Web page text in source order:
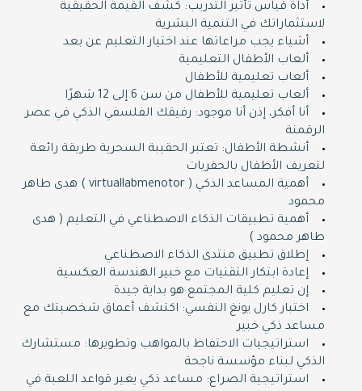
أداة قياس تأثير التدريب: كشف القيمة الحقيقية
لاستثماراتك في التنمية البشرية
أشياء يجب مراعاتها عند اختيار التعليم عن بعد
ألعاب الأطفال التعليمية
ألعاب تعليمية للأطفال
ألعاب تعليمية للأطفال من سن 6 إلى 12 شهرًا
أنا أفكر، إذن أنا موجود: رفيقك الفلسفي الذكي في عصر
الرقمنة
أنشطة الأطفال: تعتبر الحقيبة السحرية طريقة رائعة
لتعريف الأطفال بالحفريات
أهمية المساعد الذكي ( virtuallabmenotor ) هدى طاهر
محمود
أهمية تطبيقات الذكاء الاصطناعي في التعليم ( هدى
طاهر محمود )
إطلاق تطبيق منتدى الذكاء الاصطناعي
إعادة ابتكار التقنيات مع خبير الهندسة العكسية
إن تعليم كلية المجتمع هو بداية جيدة
اختبار كارل يونغ النفسي: اكتشف أعماق شخصيتك مع
مساعد ذكي خبير
استراتيجيات الاحتفاظ بالمواهب وتطويرها: مستشارك
الذكي لبناء مؤسسة ناجحة
استراتيجية الصراع: مساعد ذكي يغير قواعد اللعبة في